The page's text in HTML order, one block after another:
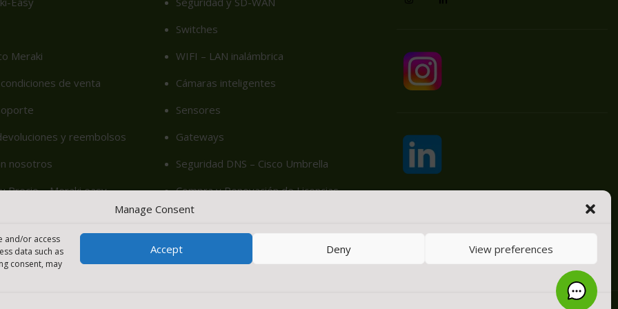
Manage Consent
and/or access
data such as
consent, may
Accept Deny View preferences
Meraki
de venta
y reembolsos
nosotros
Precio – Meraki easy
Switches
WIFI – LAN inalámbrica
Cámaras inteligentes
Sensores
Gateways
Seguridad DNS – Cisco Umbrella
Compra y Renovación de Licencias